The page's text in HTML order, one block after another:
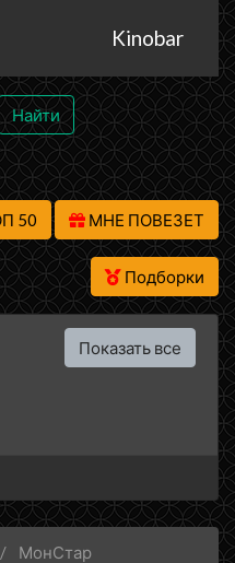
Kinobar
Найти
50 МНЕ ПОВЕЗЕТ
Подборки
Показать все
МонСтар